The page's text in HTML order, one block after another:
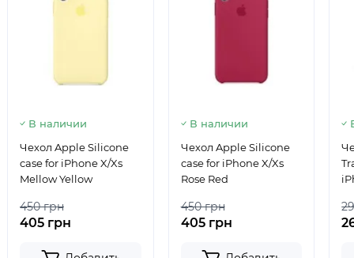
В наличии
Чехол Apple Silicone
case for iPhone X/Xs
Mellow Yellow
450 грн
405 грн
В наличии
Чехол Apple Silicone
case for iPhone X/Xs
Rose Red
450 грн
405 грн